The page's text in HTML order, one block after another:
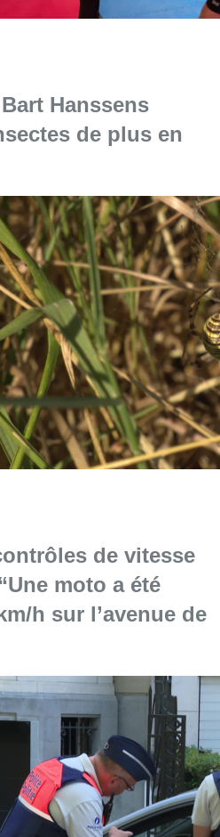
Hanssens
de plus en
de vitesse
moto a été
h sur l’avenue de